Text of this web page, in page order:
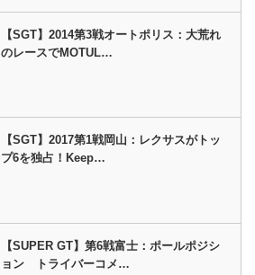
【SGT】2014第3戦オートポリス：大荒れ
のレースでMOTUL…
【SGT】2017第1戦岡山：レクサスがトッ
プ6を独占！Keep…
【SUPER GT】第6戦富士：ポールポジシ
ョン トライバーコメ…